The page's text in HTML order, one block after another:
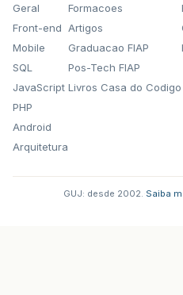
Geral
Front-end
Mobile
SQL
JavaScript
PHP
Android
Arquitetura
Formacoes
Artigos
Graduacao FIAP
Pos-Tech FIAP
Livros Casa do Codigo
GUJ: desde 2002. Saiba